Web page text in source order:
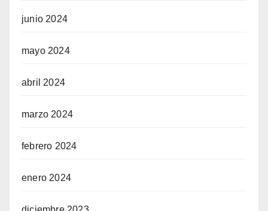
junio 2024
mayo 2024
abril 2024
marzo 2024
febrero 2024
enero 2024